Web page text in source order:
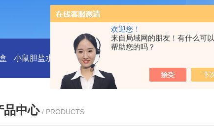
欢迎您！
来自局域网的朋友！有什么可以
帮助您的吗？
小鼠胆盐水解酶(BSH)ELISA试剂盒
品中心 / PRODUCTS